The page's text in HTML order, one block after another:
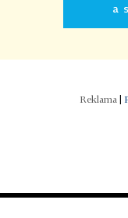
a
|